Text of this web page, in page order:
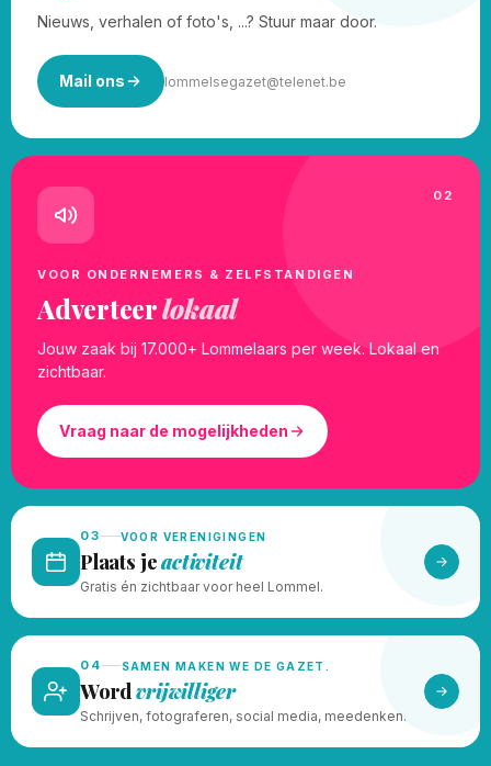
Nieuws, verhalen of foto's, ...? Stuur maar door.
Mail ons lommelsegazet@telenet.be
02
VOOR ONDERNEMERS & ZELFSTANDIGEN
Adverteerlokaal
Jouw zaak bij 17.000+ Lommelaars per week. Lokaal en
zichtbaar.
Vraag naar de mogelijkheden
03 VOOR VERENIGINGEN
Plaats jeactiviteit
Gratis én zichtbaar voor heel Lommel.
04 SAMEN MAKEN WE DE GAZET.
Wordvrijwilliger
Schrijven, fotograferen, social media, meedenken.